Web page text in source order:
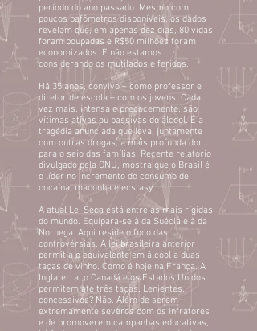
período do ano passado. Mesmo com
poucos bafômetros disponíveis, os dados
revelam que, em apenas dez dias, 80 vidas
foram poupadas e R$50 milhões foram
economizados. E não estamos
considerando os mutilados e feridos.
Há 35 anos, convivo – como professor e
diretor de escola – com os jovens. Cada
vez mais, intensa e precocemente, são
vítimas ativas ou passivas do álcool. É a
tragédia anunciada que leva, juntamente
com outras drogas, a mais profunda dor
para o seio das famílias. Recente relatório
divulgado pela ONU, mostra que o Brasil é
o líder no incremento do consumo de
cocaína, maconha e ecstasy.
A atual Lei Seca está entre as mais rígidas
do mundo. Equipara-se à da Suécia e à da
Noruega. Aqui reside o foco das
controvérsias. A lei brasileira anterior
permitia o equivalente em álcool a duas
taças de vinho. Como é hoje na França. A
Inglaterra, o Canadá e os Estados Unidos
permitem até três taças. Lenientes,
concessivos? Não. Além de serem
extremamente severos com os infratores
e de promoverem campanhas educativas,